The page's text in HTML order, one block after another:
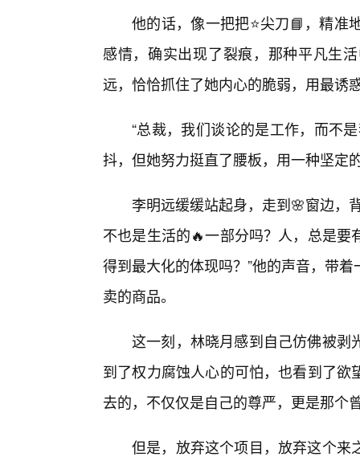
他的话，像一把把⭐尖刀📘，精准
感情，确实出现了裂痕，那种平凡生
远，恰恰抓住了她内心的脆弱，用最诱
“总裁，我们谈论的是工作，而不
抖，但她努力挺直了腰板，用一种坚定
李明远缓缓站起身，走到🌸窗边，
不也是生活的🔥一部分吗？人，总是
得到最大化的体现吗？”他的声音，带
卖的商品。
这一刻，林晓月感到自己仿佛被剥
到了权力腐蚀人心的可怕，也看到了
去的，不仅仅是自己的尊严，更是那个
但是，放弃这个项目，放弃这个来